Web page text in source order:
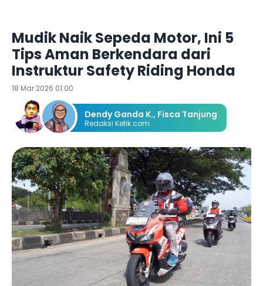
Mudik Naik Sepeda Motor, Ini 5
Tips Aman Berkendara dari
Instruktur Safety Riding Honda
18 Mar 2026 01:00
Dendy Ganda K., Fisca Tanjung
Redaksi Ketik.com